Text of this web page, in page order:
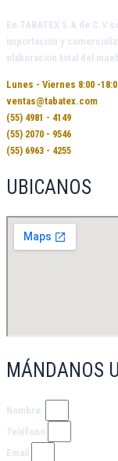
En TABATEX S.A de C.V
importación y
elaboración total del
Lunes - Viernes 8:00 -
ventas@tabatex.com
(55) 4981 - 4149
(55) 2070 - 9546
(55) 6963 - 4255
UBICANOS
MÁNDANOS
Nombre:
Teléfono
Email